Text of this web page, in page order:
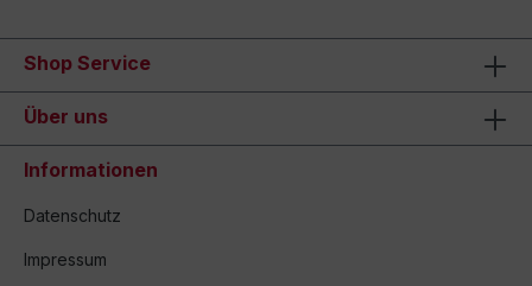
Shop Service
Über uns
Informationen
Datenschutz
Impressum